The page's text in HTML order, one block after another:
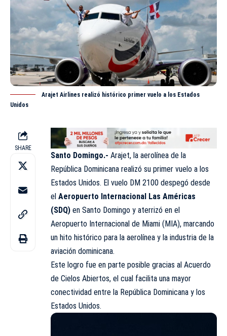
Arajet Airlines realizó histórico primer vuelo a los Estados
Unidos
SHARE
Santo Domingo.- Arajet, la aerolínea de la
República Dominicana realizó su primer vuelo a los
Estados Unidos. El vuelo DM 2100 despegó desde
el Aeropuerto Internacional Las Américas
(SDQ) en Santo Domingo y aterrizó en el
Aeropuerto Internacional de Miami (MIA), marcando
un hito histórico para la aerolínea y la industria de la
aviación dominicana.
Este logro fue en parte posible gracias al Acuerdo
de Cielos Abiertos, el cual facilita una mayor
conectividad entre la República Dominicana y los
Estados Unidos.